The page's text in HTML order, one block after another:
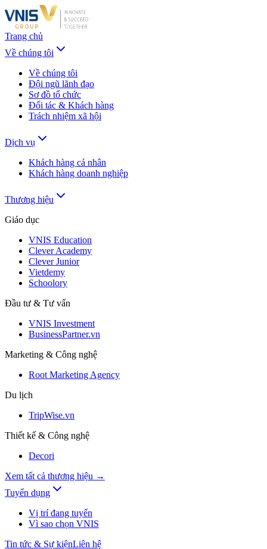
Trang chủ
Về chúng tôi
Về chúng tôi
Đội ngũ lãnh đạo
Sơ đồ tổ chức
Đối tác & Khách hàng
Trách nhiệm xã hội
Dịch vụ
Khách hàng cá nhân
Khách hàng doanh nghiệp
Thương hiệu
Giáo dục
VNIS Education
Clever Academy
Clever Junior
Vietdemy
Schoolory
Đầu tư & Tư vấn
VNIS Investment
BusinessPartner.vn
Marketing & Công nghệ
Root Marketing Agency
Du lịch
TripWise.vn
Thiết kế & Công nghệ
Decori
Xem tất cả thương hiệu →
Tuyển dụng
Vị trí đang tuyển
Vì sao chọn VNIS
Tin tức & Sự kiệnLiên hệ